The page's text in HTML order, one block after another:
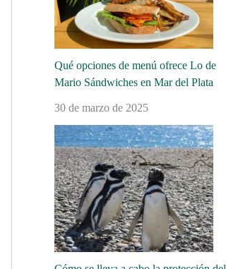
Qué opciones de menú ofrece Lo de
Mario Sándwiches en Mar del Plata
30 de marzo de 2025